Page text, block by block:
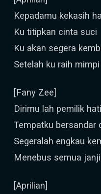
Kepadamu kekasih
Ku titipkan cinta suci
Ku akan segera
Setelah ku raih mimpi
[Fany Zee]
Dirimu lah pemilik hati
Tempatku bersandar
Segeralah engkau
Menebus semua janji
[Aprilian]